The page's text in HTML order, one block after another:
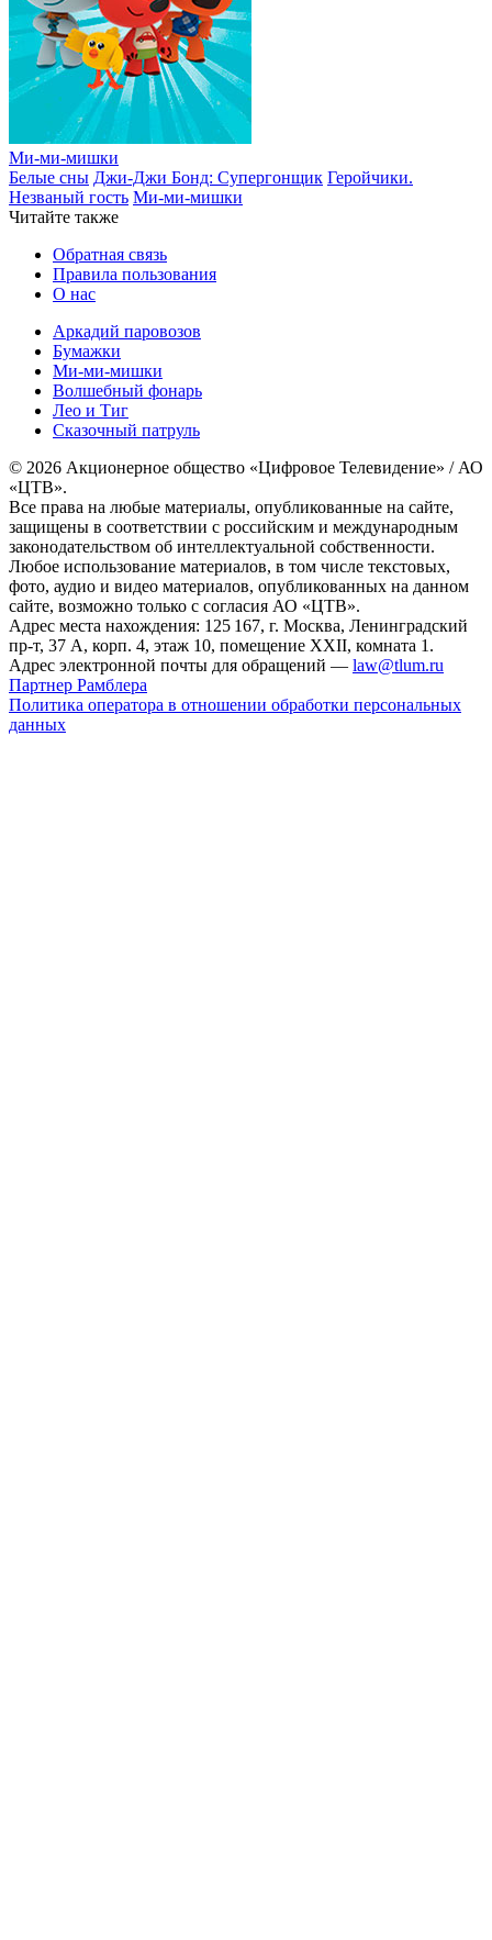
Ми-ми-мишки
Белые сны Джи-Джи Бонд: Супергонщик Геройчики.
Незваный гость Ми-ми-мишки
Читайте также
Обратная связь
Правила пользования
О нас
Аркадий паровозов
Бумажки
Ми-ми-мишки
Волшебный фонарь
Лео и Тиг
Сказочный патруль
© 2026 Акционерное общество «Цифровое Телевидение» / АО
«ЦТВ».
Все права на любые материалы, опубликованные на сайте,
защищены в соответствии с российским и международным
законодательством об интеллектуальной собственности.
Любое использование материалов, в том числе текстовых,
фото, аудио и видео материалов, опубликованных на данном
сайте, возможно только с согласия АО «ЦТВ».
Адрес места нахождения: 125 167, г. Москва, Ленинградский
пр-т, 37 А, корп. 4, этаж 10, помещение XXII, комната 1.
Адрес электронной почты для обращений — law@tlum.ru
Партнер Рамблера
Политика оператора в отношении обработки персональных
данных